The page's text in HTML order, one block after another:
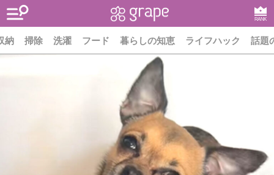
RANK
納 掃除 洗濯 フード 暮らしの知恵 ライフハック 話題